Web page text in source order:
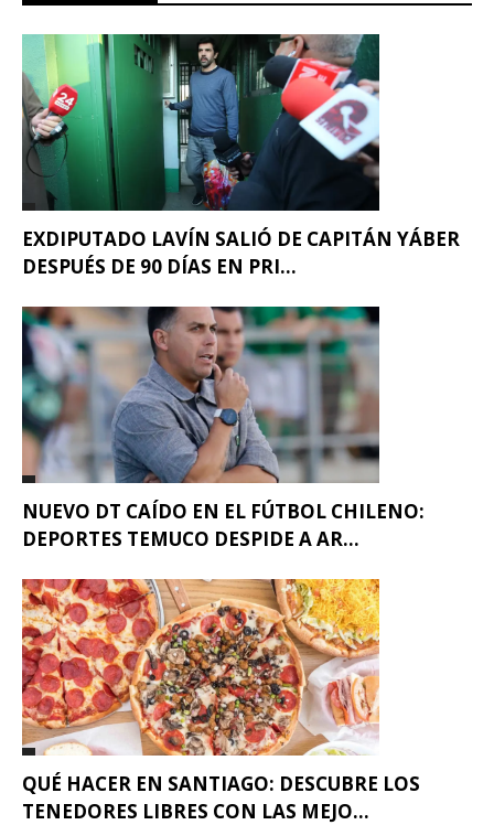
EXDIPUTADO LAVÍN SALIÓ DE CAPITÁN YÁBER
DESPUÉS DE 90 DÍAS EN PRI...
NUEVO DT CAÍDO EN EL FÚTBOL CHILENO:
DEPORTES TEMUCO DESPIDE A AR...
QUÉ HACER EN SANTIAGO: DESCUBRE LOS
TENEDORES LIBRES CON LAS MEJO...